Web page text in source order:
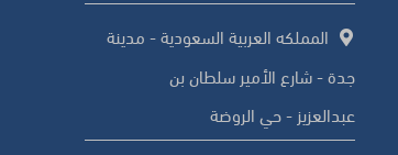
المملكه العربية السعودية - مدينة
جدة - شارع الأمير سلطان بن
عبدالعزيز - حي الروضة